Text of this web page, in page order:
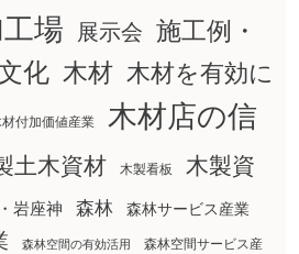
場 展示会 施工例・
化 木材 木材を有効に
付加価値産業
木材店の信
土木資材 木製看板
木製資
岩座神 森林 森林サービス産業
森林空間の有効活用 森林空間サービス産